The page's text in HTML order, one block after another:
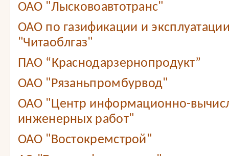
ОАО "Лысковоавтотранс"
ОАО по газификации и эксплуатации
"Читаоблгаз"
ПАО “Краснодарзернопродукт”
ОАО "Рязаньпромбурвод"
ОАО "Центр информационно-
инженерных работ"
ОАО "Востокремстрой"